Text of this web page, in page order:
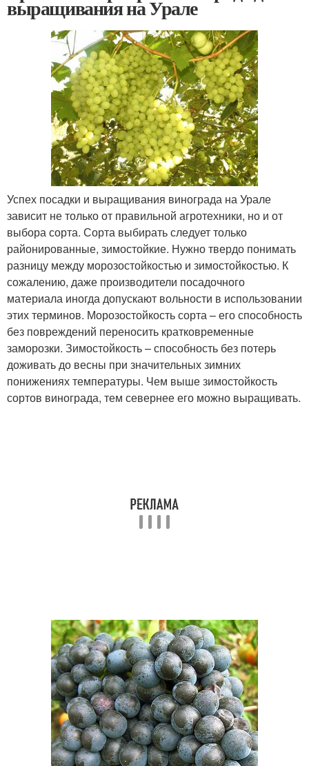
выращивания на Урале
Успех посадки и выращивания винограда на Урале
зависит не только от правильной агротехники, но и от
выбора сорта. Сорта выбирать следует только
районированные, зимостойкие. Нужно твердо понимать
разницу между морозостойкостью и зимостойкостью. К
сожалению, даже производители посадочного
материала иногда допускают вольности в использовании
этих терминов. Морозостойкость сорта – его способность
без повреждений переносить кратковременные
заморозки. Зимостойкость – способность без потерь
доживать до весны при значительных зимних
понижениях температуры. Чем выше зимостойкость
сортов винограда, тем севернее его можно выращивать.